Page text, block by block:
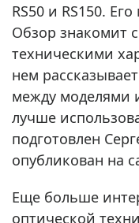
RS50 и RS150.
Обзор знакомит
техническими
нем
между моделями
лучше
подготовлен
опубликован на
Еще больше
оптической